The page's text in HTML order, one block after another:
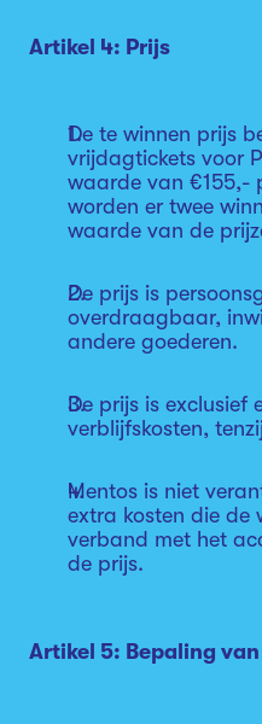
Artikel 4: Prijs
De te winnen prijs
vrijdagtickets voor
waarde van €155,-
worden er twee
waarde van de
De prijs is
overdraagbaar,
andere goederen.
De prijs is exclusief
verblijfskosten,
Mentos is niet
extra kosten die de
verband met het
de prijs.
Artikel 5: Bepaling